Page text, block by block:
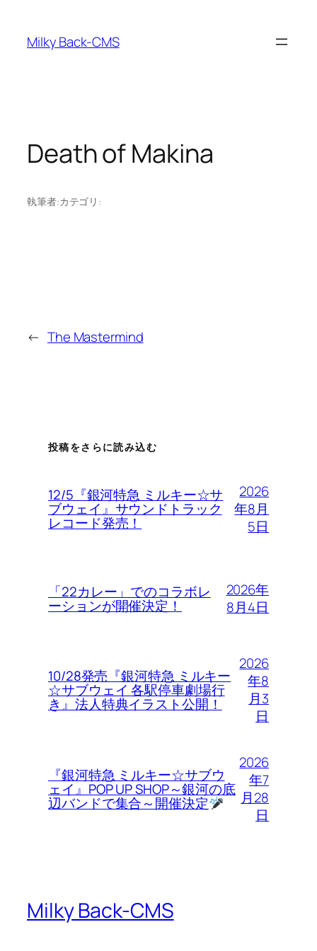
Milky Back-CMS
Death of Makina
執筆者:カテゴリ:
← The Mastermind
投稿をさらに読み込む
12/5『銀河特急 ミルキー☆サ
ブウェイ』サウンドトラック
レコード発売！
2026
年8月
5日
「22カレー」でのコラボレ
ーションが開催決定！
2026年
8月4日
10/28発売『銀河特急 ミルキー
☆サブウェイ 各駅停車劇場行
き』法人特典イラスト公開！
2026
年8
月3
日
『銀河特急 ミルキー☆サブウ
ェイ』POP UP SHOP～銀河の底
辺バンドで集合～開催決定
2026
年7
月28
日
Milky Back-CMS